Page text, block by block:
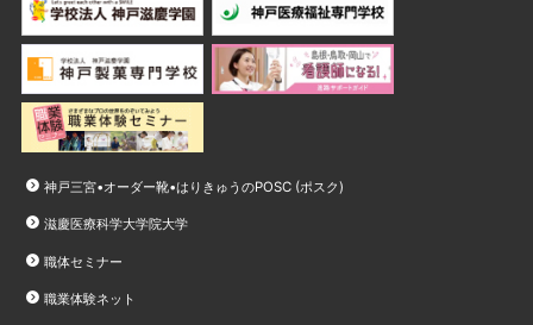
神戸三宮•オーダー靴•はりきゅうのPOSC (ポスク)
滋慶医療科学大学院大学
職体セミナー
職業体験ネット